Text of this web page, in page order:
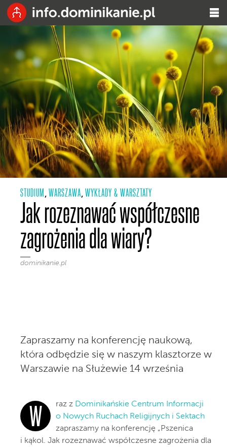
STUDIUM , WARSZAWA, WYKŁADY & WARSZTATY
Jak rozeznawać współczesne
zagrożenia dla wiary?
dominikanie.pl
Zapraszamy na konferencję naukową,
która odbędzie się w naszym klasztorze w
Warszawie na Służewie 14 września
W raz z Dominikańskie Centrum Informacji
o Nowych Ruchach Religijnych i Sektach
zapraszamy na konferencję „Pszenica
i kąkol. Jak rozeznawać współczesne zagrożenia dla